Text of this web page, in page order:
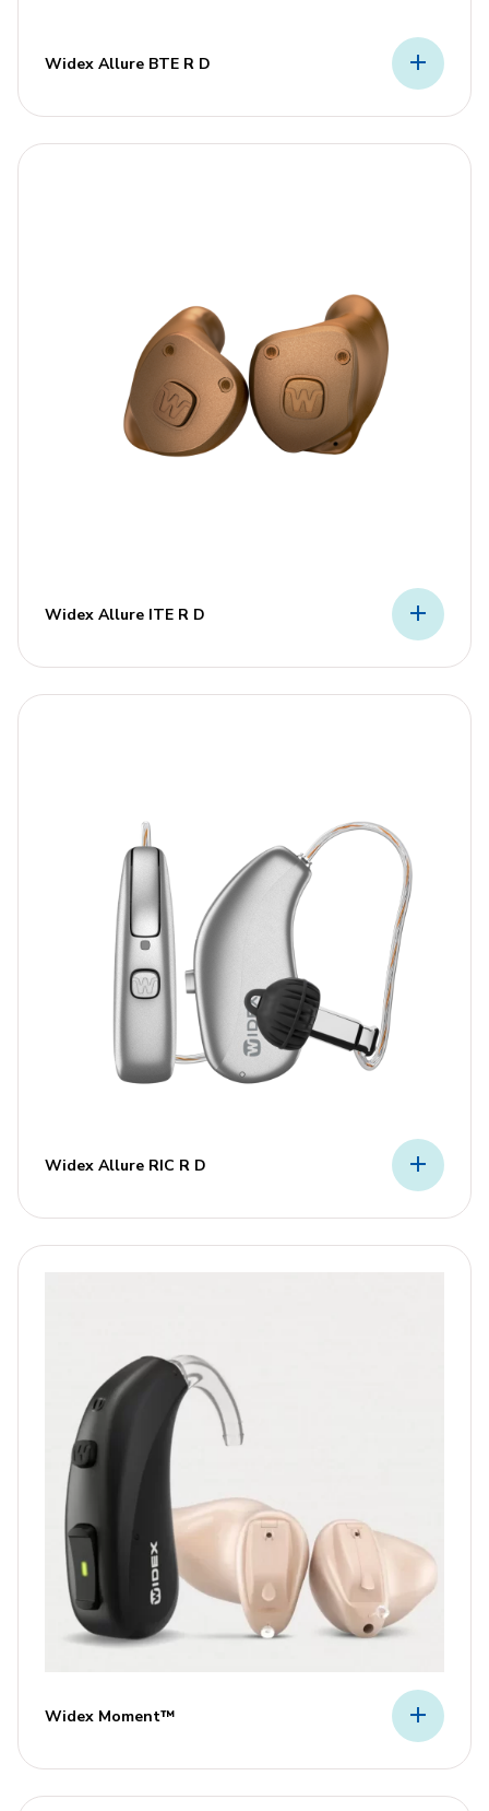
Widex Allure BTE R D
Widex Allure ITE R D
Widex Allure RIC R D
Widex Moment™